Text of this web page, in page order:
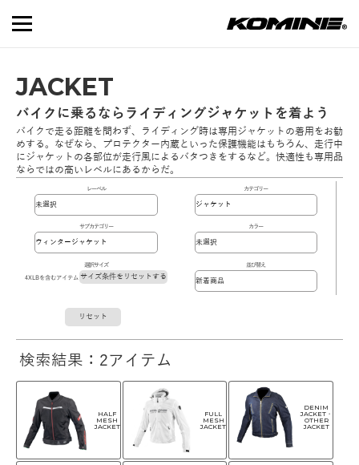
JACKET
バイクに乗るならライディングジャケットを着よう
バイクで走る距離を問わず、ライディング時は専用ジャケットの着用をお勧
めする。なぜなら、プロテクター内蔵といった保護機能はもちろん、走行中
にジャケットの各部位が走行風によるバタつきをするなど。快適性も専用品
ならではの高いレベルにあるからだ。
レーベル カテゴリー
サブカテゴリー カラー
選択サイズ
4XLBを含むアイテム サイズ条件をリセットする
並び替え
リセット
検索結果：2アイテム
HALF
MESH
JACKET
FULL
MESH
JACKET
DENIM
JACKET・
OTHER
JACKET